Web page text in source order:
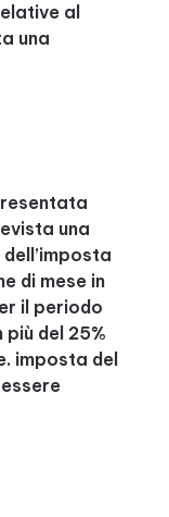
al
una
una
di mese in
il periodo
del 25%
imposta del